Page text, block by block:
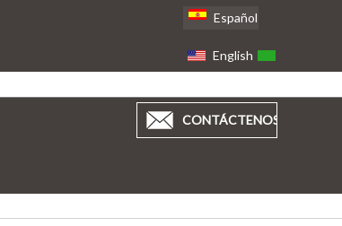
Español
English
CONTÁCTENOS